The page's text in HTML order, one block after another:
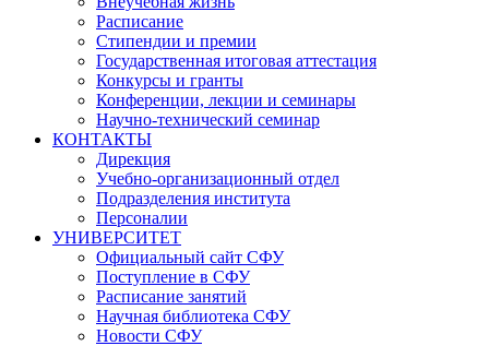
Расписание
Стипендии и премии
Государственная итоговая аттестация
Конкурсы и гранты
Конференции, лекции и семинары
Научно-технический семинар
КОНТАКТЫ
Дирекция
Учебно-организационный отдел
Подразделения института
Персоналии
УНИВЕРСИТЕТ
Официальный сайт СФУ
Поступление в СФУ
Расписание занятий
Научная библиотека СФУ
Новости СФУ